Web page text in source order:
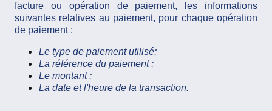
facture ou opération de paiement, les informations
suivantes relatives au paiement, pour chaque opération
de paiement :
Le type de paiement utilisé;
La référence du paiement ;
Le montant ;
La date et l'heure de la transaction.